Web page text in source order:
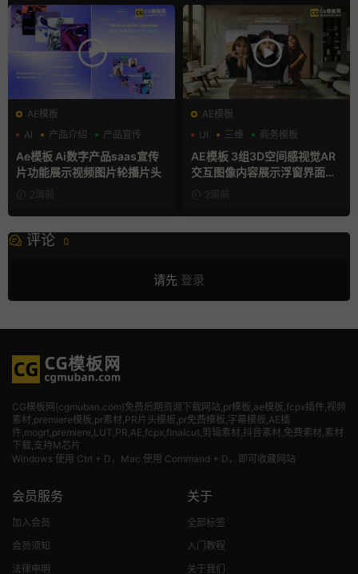
AE模板
AI
产品介绍 产品宣传
Ae模板 Ai数字产品saas宣传
片功能展示视频图片轮播片头
2周前
AE模板
UI
三维 商务模板
AE模板 3组3D空间感视觉AR
交互图像内容展示浮窗界面动
2周前
评论 0
请先 登录
CG模板网(cgmuban.com)免费后期资源下载网站,pr模板,ae模板,fcpx插件,视频
素材 ,premiere模板,pr素材,PR片头模板,pr免费模板,字幕模板,AE插
件,mogrt,premiere,LUT,PR,AE,fcpx,finalcut,剪辑素材,抖音素材,免费素材,素材
下载,支持M芯片
Windows 使用 Ctrl + D，Mac 使用 Command + D，即可收藏网站
会员服务
加入会员
会员须知
法律申明
关于
全部标签
入门教程
关于我们